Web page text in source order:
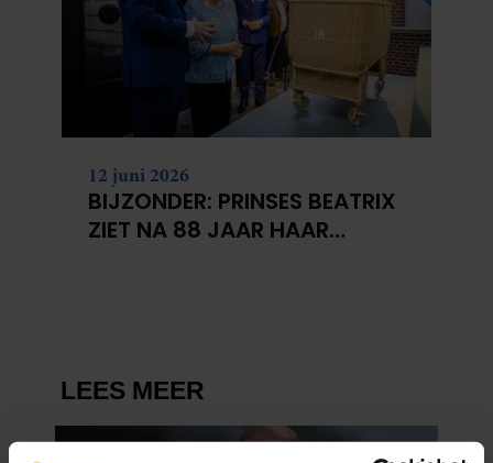
12 juni 2026
BIJZONDER: PRINSES BEATRIX
ZIET NA 88 JAAR HAAR